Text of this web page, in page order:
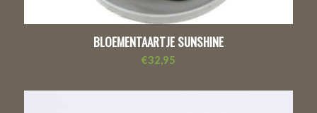
BLOEMENTAARTJE SUNSHINE
€32,95